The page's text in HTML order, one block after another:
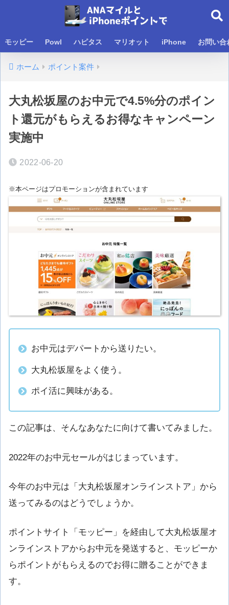
モッピー Powl ハピタス マリオット iPhone お問い合
ホーム ポイント案件
大丸松坂屋のお中元で4.5%分のポイン
ト還元がもらえるお得なキャンペーン
実施中
2022-06-20
※本ページはプロモーションが含まれています
お中元はデパートから送りたい。
大丸松坂屋をよく使う。
ポイ活に興味がある。
この記事は、そんなあなたに向けて書いてみました。
2022年のお中元セールがはじまっています。
今年のお中元は「大丸松坂屋オンラインストア」から
送ってみるのはどうでしょうか。
ポイントサイト「モッピー」を経由して大丸松坂屋オ
ンラインストアからお中元を発送すると、モッピーか
らポイントがもらえるのでお得に贈ることができま
す。